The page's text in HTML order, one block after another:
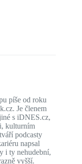
píše od roku
Je členem
s iDNES.cz,
kulturním
podcasty
napsal
i ty nehudební,
vyšší.